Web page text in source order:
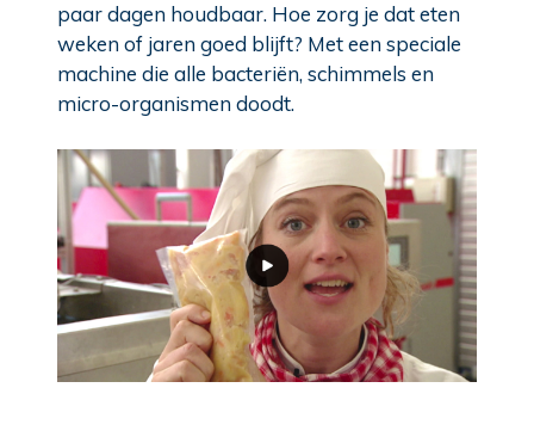
paar dagen houdbaar. Hoe zorg je dat eten
weken of jaren goed blijft? Met een speciale
machine die alle bacteriën, schimmels en
micro-organismen doodt.